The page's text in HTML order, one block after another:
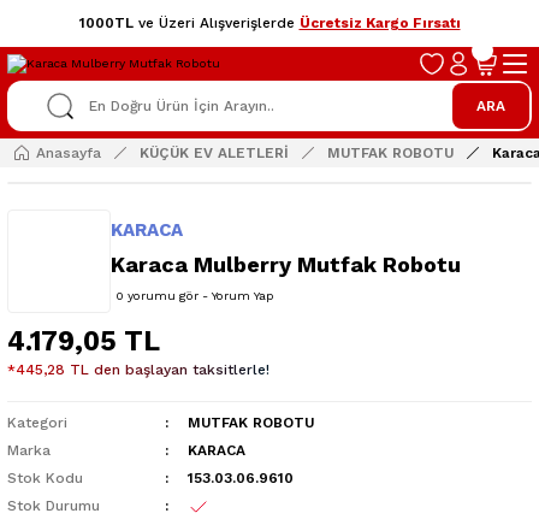
1000TLve Üzeri Alışverişlerde Ücretsiz Kargo Fırsatı
ARA
Anasayfa KÜÇÜK EV ALETLERİ MUTFAK ROBOTU
KARACA
Karaca Mulberry Mutfak Robotu
0 yorumu gör - Yorum Yap
4.179,05 TL
*445,28 TL den başlayan taksitlerle!
Kategori
MUTFAK ROBOTU
Marka
KARACA
Stok Kodu
153.03.06.9610
Stok Durumu